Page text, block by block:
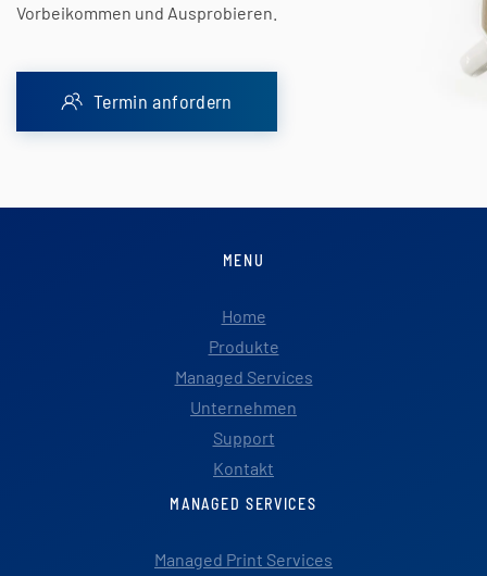
Vorbeikommen und Ausprobieren.
Termin anfordern
MENU
Home
Produkte
Managed Services
Unternehmen
Support
Kontakt
MANAGED SERVICES
Managed Print Services